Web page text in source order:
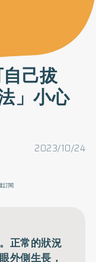
己拔
」小心
2023/10/24
訂閱
正常的狀況
外側生長，